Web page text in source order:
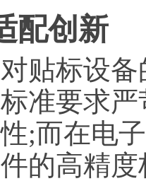
配创新
贴标设
准要求
;而在电
的高精